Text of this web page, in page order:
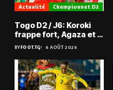
Actualité Championnat D2
Togo D2 / J6: Koroki
frappe fort, Agaza et la
JCA assurent,
suspense avant Sara
FC – Doumbé FC
BYFOOT.TG 6 AOÛT 2026